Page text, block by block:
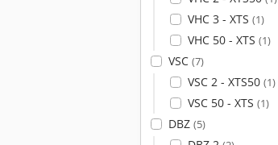
VHC 3 - XTS (1)
VHC 50 - XTS (1)
VSC (7)
VSC 2 - XTS50 (1)
VSC 50 - XTS (1)
DBZ (5)